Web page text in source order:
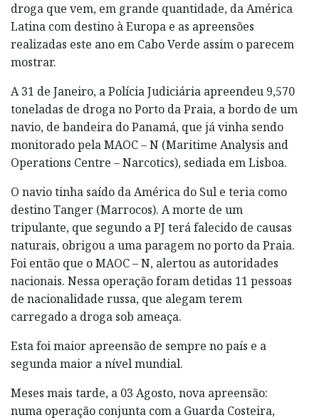
droga que vem, em grande quantidade, da América
Latina com destino à Europa e as apreensões
realizadas este ano em Cabo Verde assim o parecem
mostrar.
A 31 de Janeiro, a Polícia Judiciária apreendeu 9,570
toneladas de droga no Porto da Praia, a bordo de um
navio, de bandeira do Panamá, que já vinha sendo
monitorado pela MAOC – N (Maritime Analysis and
Operations Centre – Narcotics), sediada em Lisboa.
O navio tinha saído da América do Sul e teria como
destino Tanger (Marrocos). A morte de um
tripulante, que segundo a PJ terá falecido de causas
naturais, obrigou a uma paragem no porto da Praia.
Foi então que o MAOC – N, alertou as autoridades
nacionais. Nessa operação foram detidas 11 pessoas
de nacionalidade russa, que alegam terem
carregado a droga sob ameaça.
Esta foi maior apreensão de sempre no país e a
segunda maior a nível mundial.
Meses mais tarde, a 03 Agosto, nova apreensão:
numa operação conjunta com a Guarda Costeira,